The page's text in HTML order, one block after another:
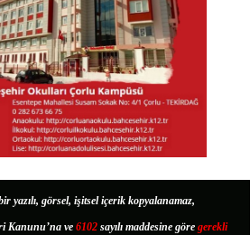
yazılı, görsel, işitsel içerik kopyalanamaz,
Kanunu’na ve 6102 sayılı maddesine göre gerekli